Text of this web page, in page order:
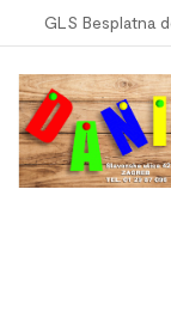
GLS Besplatna